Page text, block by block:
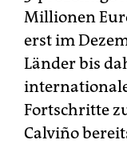
Millionen
erst im
Länder bis
Fortschritte
Calviño